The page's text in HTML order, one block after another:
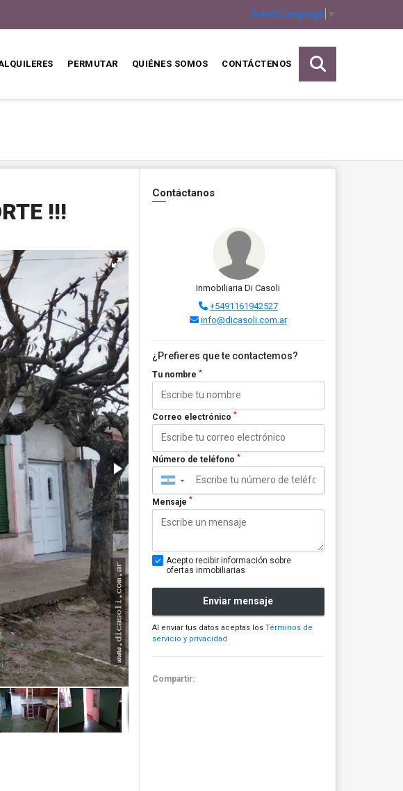
Select Language ▼
PERMUTAR QUIÉNES SOMOS CONTÁCTENOS
!!!
Contáctanos
Inmobiliaria Di Casoli
+5491161942527
info@dicasoli.com.ar
¿Prefieres que te contactemos?
Tu nombre *
Correo electrónico *
Número de teléfono *
▼
Mensaje *
Acepto recibir información sobre
ofertas inmobiliarias
Enviar mensaje
Al enviar tus datos aceptas los Términos de
servicio y privacidad
Compartir: